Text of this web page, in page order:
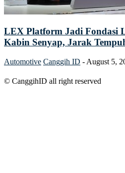
LEX Platform Jadi Fondasi
Kabin Senyap, Jarak
Automotive Canggih ID - August 5,
© CanggihID all right reserved